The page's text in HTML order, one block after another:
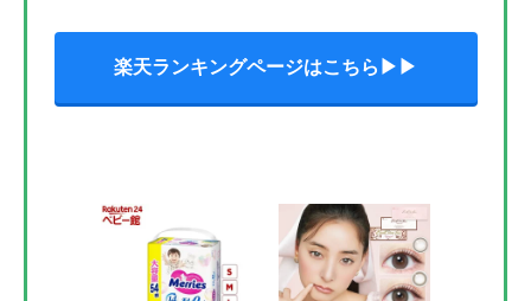
楽天ランキングページはこちら▶▶